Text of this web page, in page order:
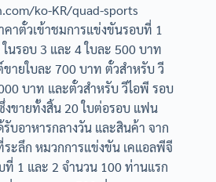
ko-KR/quad-sports
คาตั๋วเข้าชมการแข่งขันรอบที่ 1
นรอบ 3 และ 4 ใบละ 500 บาท
ายใบละ 700 บาท ตั๋วสำหรับ วี
บาท และตั๋วสำหรับ วีไอพี รอบ
งขายทั้งสิ้น 20 ใบต่อรอบ แฟน
บอาหารกลางวัน และสินค้า จาก
ะลึก หมวกการแข่งขัน เคแอลพีจี
ที่ 1 และ 2 จำนวน 100 ท่านแรก